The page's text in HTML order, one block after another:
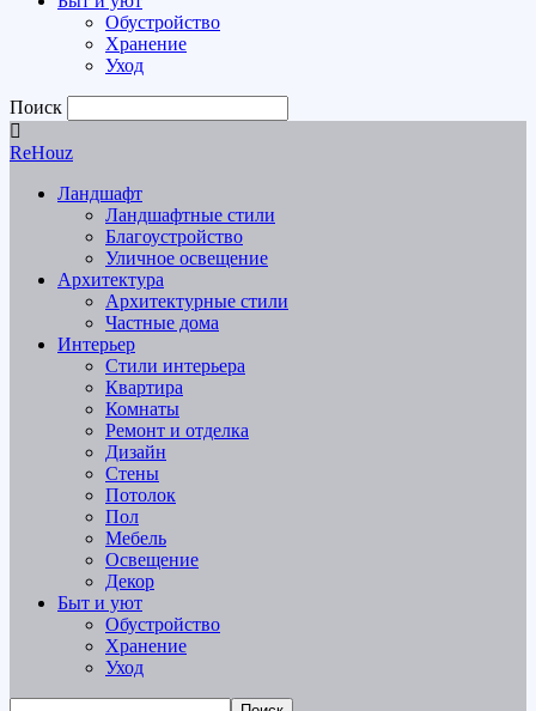
Обустройство
Хранение
Уход
Поиск
ReHouz
Ландшафт
Ландшафтные стили
Благоустройство
Уличное освещение
Архитектура
Архитектурные стили
Частные дома
Интерьер
Стили интерьера
Квартира
Комнаты
Ремонт и отделка
Дизайн
Стены
Потолок
Пол
Мебель
Освещение
Декор
Быт и уют
Обустройство
Хранение
Уход